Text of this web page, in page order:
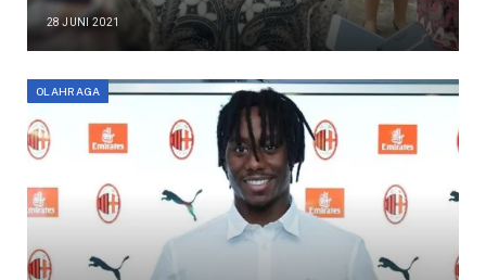
28 JUNI 2021
OLAHRAGA